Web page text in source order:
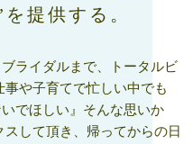
提供する。
ライダルまで、トータルビ
や子育てで忙しい中でも
でほしい』そんな思いか
して頂き、帰ってからの日